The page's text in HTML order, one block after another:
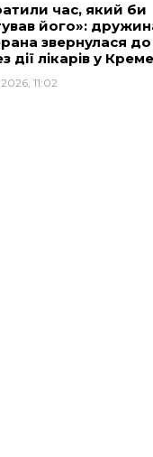
час, який би
його»:
звернулася до
дії лікарів у
11:02